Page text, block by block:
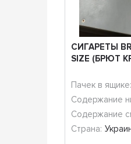
СИГАРЕТЫ
SIZE (БРЮТ
Пачек в ящике:
Содержание
Содержание
Страна: